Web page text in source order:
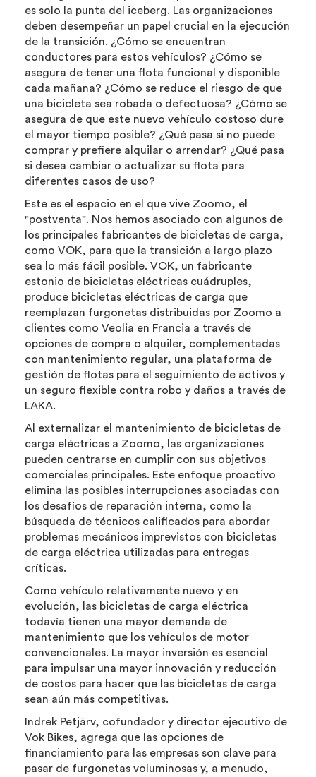
es solo la punta del iceberg. Las organizaciones
deben desempeñar un papel crucial en la ejecución
de la transición. ¿Cómo se encuentran
conductores para estos vehículos? ¿Cómo se
asegura de tener una flota funcional y disponible
cada mañana? ¿Cómo se reduce el riesgo de que
una bicicleta sea robada o defectuosa? ¿Cómo se
asegura de que este nuevo vehículo costoso dure
el mayor tiempo posible? ¿Qué pasa si no puede
comprar y prefiere alquilar o arrendar? ¿Qué pasa
si desea cambiar o actualizar su flota para
diferentes casos de uso?
Este es el espacio en el que vive Zoomo, el
"postventa". Nos hemos asociado con algunos de
los principales fabricantes de bicicletas de carga,
como VOK, para que la transición a largo plazo
sea lo más fácil posible. VOK, un fabricante
estonio de bicicletas eléctricas cuádruples,
produce bicicletas eléctricas de carga que
reemplazan furgonetas distribuidas por Zoomo a
clientes como Veolia en Francia a través de
opciones de compra o alquiler, complementadas
con mantenimiento regular, una plataforma de
gestión de flotas para el seguimiento de activos y
un seguro flexible contra robo y daños a través de
LAKA.
Al externalizar el mantenimiento de bicicletas de
carga eléctricas a Zoomo, las organizaciones
pueden centrarse en cumplir con sus objetivos
comerciales principales. Este enfoque proactivo
elimina las posibles interrupciones asociadas con
los desafíos de reparación interna, como la
búsqueda de técnicos calificados para abordar
problemas mecánicos imprevistos con bicicletas
de carga eléctrica utilizadas para entregas
críticas.
Como vehículo relativamente nuevo y en
evolución, las bicicletas de carga eléctrica
todavía tienen una mayor demanda de
mantenimiento que los vehículos de motor
convencionales. La mayor inversión es esencial
para impulsar una mayor innovación y reducción
de costos para hacer que las bicicletas de carga
sean aún más competitivas.
Indrek Petjärv, cofundador y director ejecutivo de
Vok Bikes, agrega que las opciones de
financiamiento para las empresas son clave para
pasar de furgonetas voluminosas y, a menudo,